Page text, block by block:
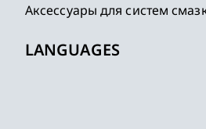
Аксессуары для систем
LANGUAGES